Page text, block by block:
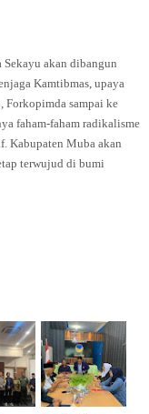
Sekayu akan dibangun
Kamtibmas, upaya
Forkopimda sampai ke
faham-faham radikalisme
Kabupaten Muba akan
terwujud di bumi